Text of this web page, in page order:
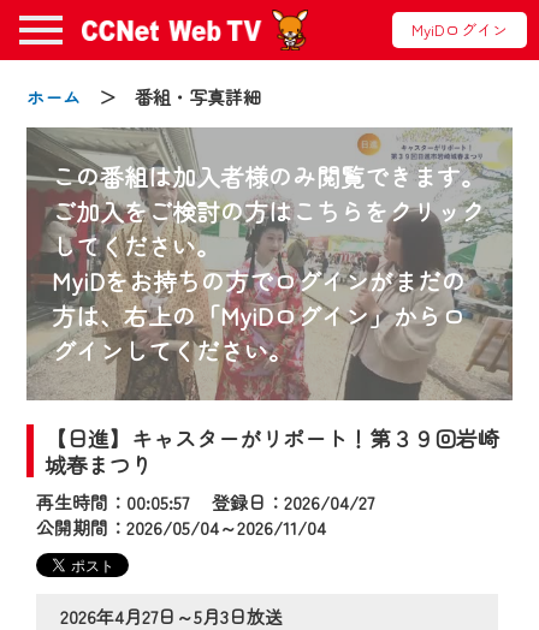
MyiDログイン
ホーム ＞ 番組・写真詳細
この番組は加入者様のみ閲覧できます。
ご加入をご検討の方はこちらをクリック
してください。
MyiDをお持ちの方でログインがまだの
方は、右上の「MyiDログイン」からロ
グインしてください。
【日進】キャスターがリポート！第３９回岩崎
城春まつり
再生時間：00:05:57 登録日：2026/04/27
公開期間：2026/05/04～2026/11/04
2026年4月27日～5月3日放送
お知らせ
2024/09/02
動画配信サービス『CCNet Web TV』は2024
年9月24日からリニューアルします！
【変更点】
◆デザイン変更により、お住まいの地域
の動画コンテンツが一目瞭然。
◆当社アプリやＰＣブラウザから、いつ
でも・どこでも・外出先でも！